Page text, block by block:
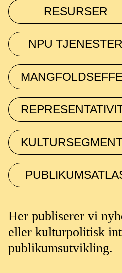
RESURSER
NPU TJENESTER
Her publiserer vi
eller kulturpolitisk
publikumsutvikling.